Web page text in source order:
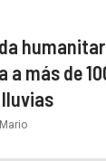
a más de
Mario